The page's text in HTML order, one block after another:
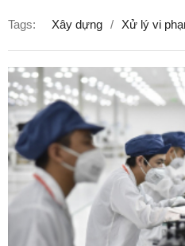
Tags: Xây dựng Xử lý vi